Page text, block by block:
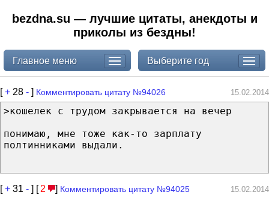
bezdna.su — лучшие цитаты, анекдоты и
приколы из бездны!
Главное меню Выберите год
[+ 28 - ] Комментировать цитату №94026 15.02.2014
>кошелек с трудом закрывается на вечер
понимаю, мне тоже как-то зарплату
полтинниками выдали.
[+ 31 - ] [ 2 ] Комментировать цитату №94025 15.02.2014